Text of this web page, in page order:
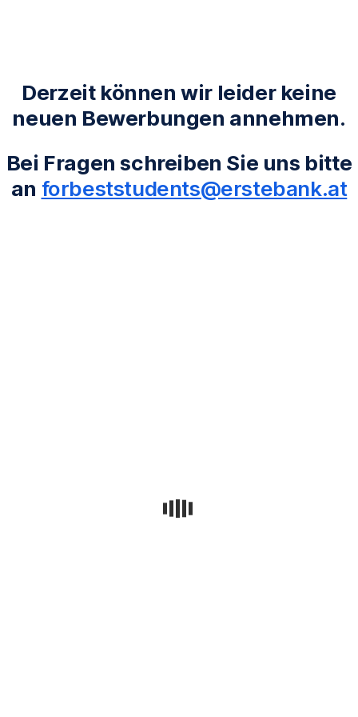
Derzeit können wir leider keine
neuen Bewerbungen annehmen.
Bei Fragen schreiben Sie uns bitte
an forbeststudents@erstebank.at